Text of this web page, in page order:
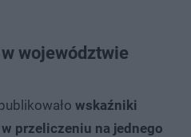
województwie
wskaźniki
przeliczeniu na jednego